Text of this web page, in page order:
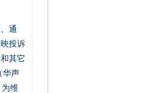
通
投诉
其它
华声
为维